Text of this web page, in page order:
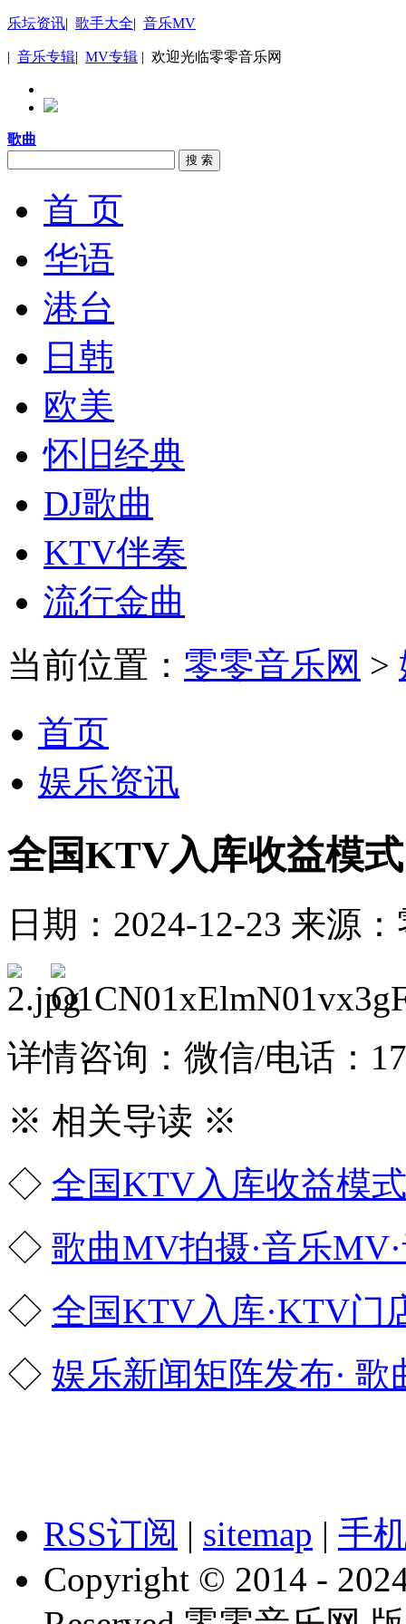
乐坛资讯| 歌手大全| 音乐MV
| 音乐专辑| MV专辑 | 欢迎光临零零音乐网
歌曲
搜 索
首 页
华语
港台
日韩
欧美
怀旧经典
DJ歌曲
KTV伴奏
流行金曲
当前位置： 零零音乐网 >
首页
娱乐资讯
全国KTV入库收益模
日期：2024-12-23 来源
详情咨询：微信/电话：
※ 相关导读 ※
◇ 全国KTV入库收益模
◇ 歌曲MV拍摄·音乐
◇ 全国KTV入库·KTV门
◇ 娱乐新闻矩阵发布·
RSS订阅 | sitemap | 手
Copyright © 2014 -